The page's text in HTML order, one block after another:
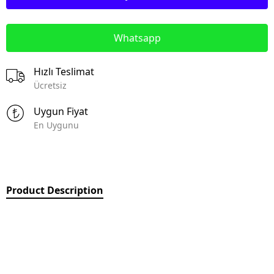
Whatsapp
Hızlı Teslimat
Ücretsiz
Uygun Fiyat
En Uygunu
Product Description